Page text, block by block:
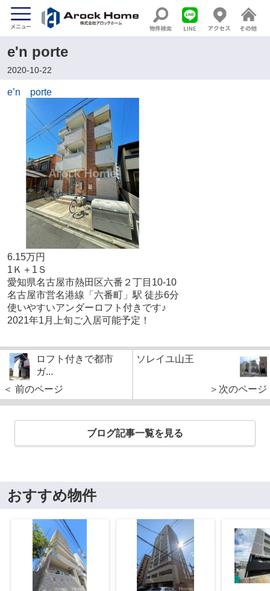
e'n porte
2020-10-22
e’n porte
6.15万円
1Ｋ＋1Ｓ
愛知県名古屋市熱田区六番２丁目10-10
名古屋市営名港線「六番町」駅 徒歩6分
使いやすいアンダーロフト付きです♪
2021年1月上旬ご入居可能予定！
ロフト付きで都市
ガ...
＜ 前のページ
ソレイユ山王
＞次のページ
ブログ記事一覧を見る
おすすめ物件